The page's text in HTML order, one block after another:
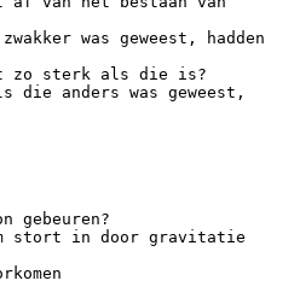
was geweest, hadden
zo sterk als die is?
die anders was geweest,
gebeuren?
stort in door gravitatie